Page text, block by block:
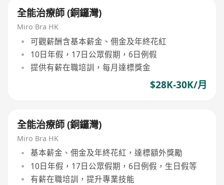
全能治療師 (銅鑼灣)
Miro Bra HK
可觀薪酬含基本薪金、佣金及年終花紅
10日年假，17日公眾假期，6日例假
提供有薪在職培訓，每月達標獎金
$28K-30K/月
全能治療師 (銅鑼灣)
Miro Bra HK
基本薪金、佣金及年終花紅，達標額外獎勵
10日年假，17日公眾假期，6日例假，生日假等
有薪在職培訓，提升專業技能